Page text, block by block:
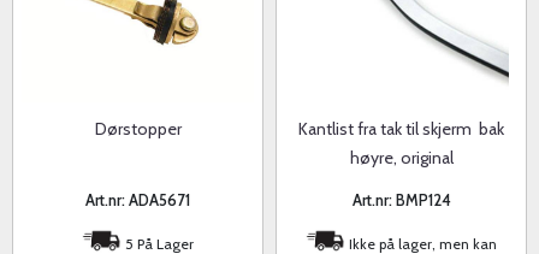
Dørstopper
Art.nr: ADA5671
5 På Lager
Kantlist fra tak til skjerm  bak
høyre, original
Art.nr: BMP124
Ikke på lager, men kan